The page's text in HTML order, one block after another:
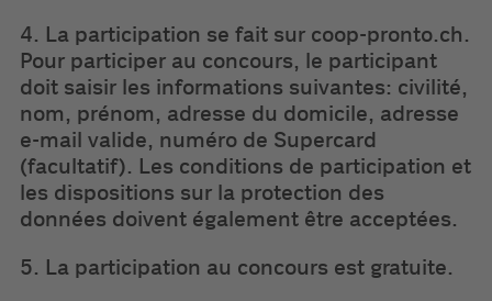
4. La participation se fait sur coop-pronto.ch.
Pour participer au concours, le participant
doit saisir les informations suivantes: civilité,
nom, prénom, adresse du domicile, adresse
e-mail valide, numéro de Supercard
(facultatif). Les conditions de participation et
les dispositions sur la protection des
données doivent également être acceptées.
5. La participation au concours est gratuite.